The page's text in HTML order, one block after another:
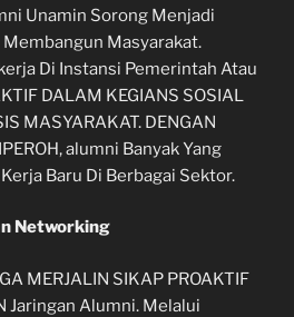
Unamin Sorong Menjadi
Masyarakat.
Di Instansi Pemerintah Atau
DALAM KEGIANS SOSIAL
MASYARAKAT. DENGAN
alumni Banyak Yang
Baru Di Berbagai Sektor.
Networking
MERJALIN SIKAP PROAKTIF
Jaringan Alumni. Melalui